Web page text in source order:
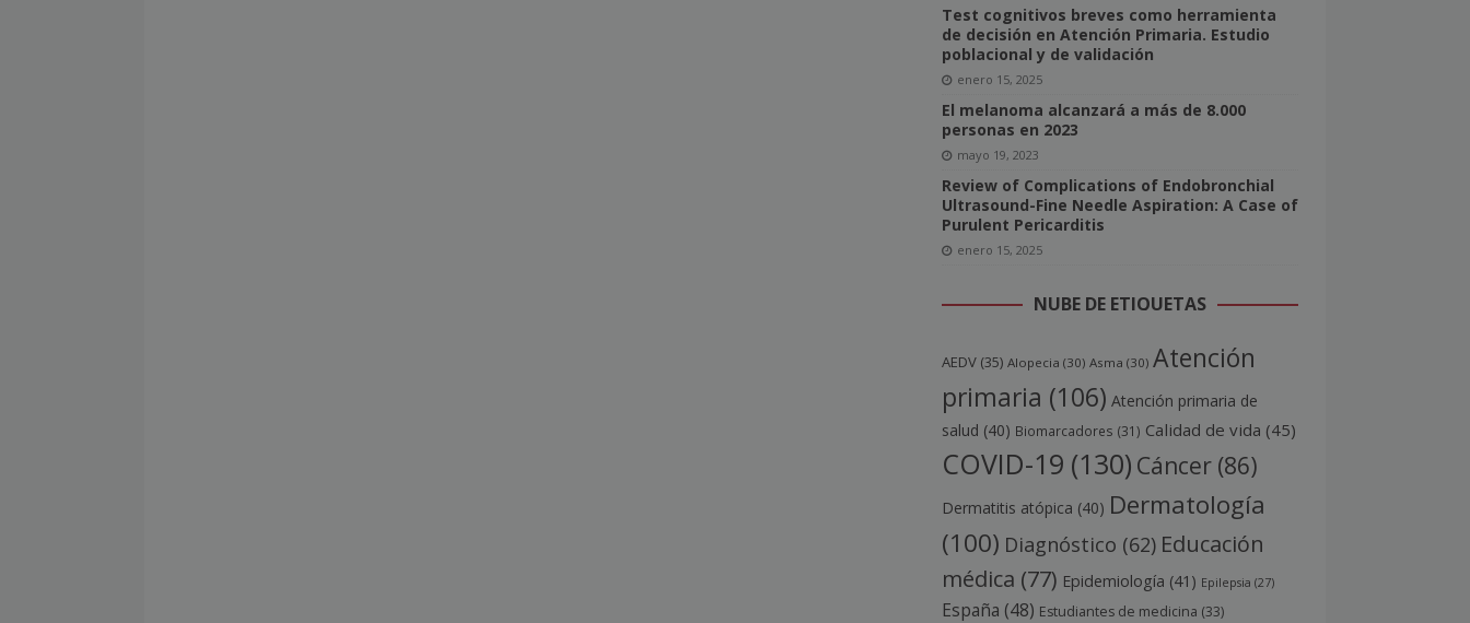
Test cognitivos breves como herramienta
de decisión en Atención Primaria. Estudio
poblacional y de validación
enero 15, 2025
El melanoma alcanzará a más de 8.000
personas en 2023
mayo 19, 2023
Review of Complications of Endobronchial
Ultrasound-Fine Needle Aspiration: A Case of
Purulent Pericarditis
enero 15, 2025
NUBE DE ETIQUETAS
AEDV(35) Alopecia (30) Asma (30) Atención
primaria (106) Atención primaria de
salud (40) Biomarcadores (31) Calidad de vida (45)
COVID-19 (130) Cáncer(86)
Dermatitis atópica (40) Dermatología
(100) Diagnóstico (62) Educación
médica (77) Epidemiología (41) Epilepsia (27)
España (48) Estudiantes de medicina (33)